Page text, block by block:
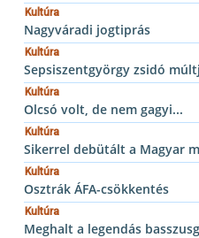
Kultúra
Nagyváradi jogtiprás
Kultúra
Sepsiszentgyörgy zsidó
Kultúra
Olcsó volt, de nem gagyi...
Kultúra
Sikerrel debütált a Magyar
Kultúra
Osztrák ÁFA-csökkentés
Kultúra
Meghalt a legendás